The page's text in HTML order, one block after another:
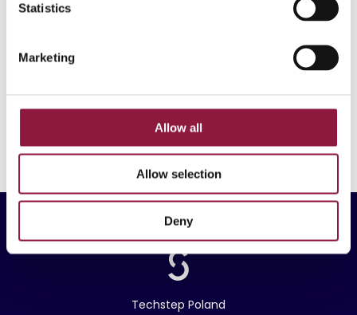
Statistics
Marketing
Allow all
Allow selection
Deny
Techstep Poland